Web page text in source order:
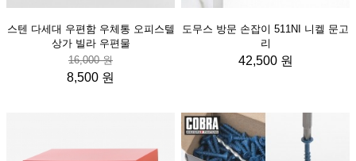
스텐 다세대 우편함 우체통 오피스텔
상가 빌라 우편물
16,000 원
8,500 원
도무스 방문 손잡이 511NI 니켈 문고
리
42,500 원